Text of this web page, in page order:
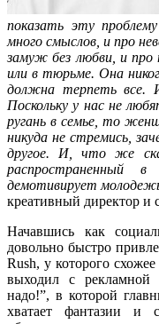
показать эту
много смыслов, и про
замуж без любви, и
или в тюрьме. Она
должна терпеть все.
Поскольку у нас не
ругань в семье, то
никуда не стремись,
другое. И, что же
распространенный
демотивирует
креативный директор и
Начавшись как
довольно быстро
Rush, у которого
выходил с
надо!”, в которой
хватает фантазии и